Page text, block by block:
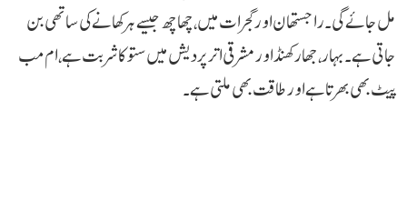
مل جائے گی۔ راجستھان اور گجرات میں، چھاچھ جیسے ہر کھانے کی ساتھی بن
جاتی ہے۔بہار، جھارکھنڈ اور مشرقی اتر پردیش میں ستو کا شربت ہے، ام مب
پیٹ بھی بھرتا ہے اور طاقت بھی ملتی ہے۔